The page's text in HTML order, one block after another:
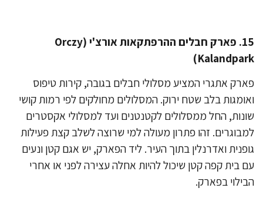
​15. פארק חבלים ההרפתקאות אורצ'י (Orczy
אתגרי המציע מסלולי חבלים בגובה, קירות טיפוס
בלב שטח ירוק. המסלולים מחולקים לפי רמות קושי
החל ממסלולים לקטנטנים ועד למסלולי אקסטרים
זהו פתרון מעולה למי שרוצה לשלב קצת פעילות
ואדרנלין בתוך העיר. ליד הפארק, יש אגם קטן ונעים
בית קפה קטן שיכול להיות אחלה עצירה לפני או אחרי
בפארק.